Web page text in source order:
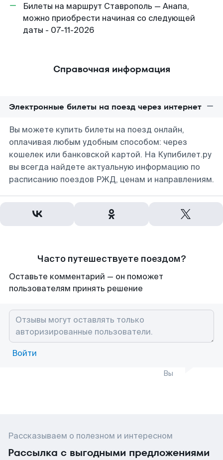
Билеты на маршрут Ставрополь — Анапа,
можно приобрести начиная со следующей
даты - 07-11-2026
Справочная информация
Электронные билеты на поезд через интернет
Вы можете купить билеты на поезд онлайн,
оплачивая любым удобным способом: через
кошелек или банковской картой. На Купибилет.ру
вы всегда найдете актуальную информацию по
расписанию поездов РЖД, ценам и направлениям.
Часто путешествуете поездом?
Оставьте комментарий — он поможет
пользователям принять решение
Войти
Вы
Рассказываем о полезном и интересном
Рассылка с выгодными предложениями